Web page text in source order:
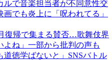
ルで音楽担当者が不同意性交
でも炎上に「呪われてる」
復帰で集まる賛否…歌舞伎界
ね」一部から批判の声も
道徳学ばないと」SNSバトル